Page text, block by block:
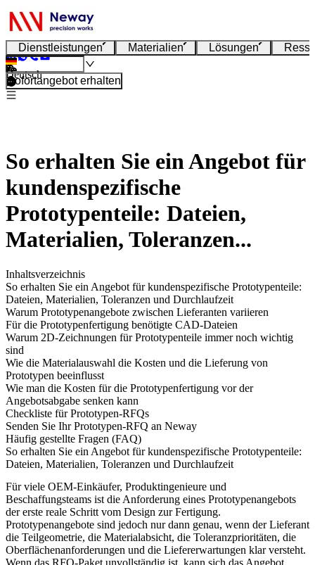
Dienstleistungen Materialien Lösungen
Deutsch
Sofortangebot erhalten
So erhalten Sie ein Angebot für
kundenspezifische
Prototypenteile: Dateien,
Materialien, Toleranzen...
Inhaltsverzeichnis
So erhalten Sie ein Angebot für kundenspezifische Prototypenteile:
Dateien, Materialien, Toleranzen und Durchlaufzeit
Warum Prototypenangebote zwischen Lieferanten variieren
Für die Prototypenfertigung benötigte CAD-Dateien
Warum 2D-Zeichnungen für Prototypenteile immer noch wichtig
sind
Wie die Materialauswahl die Kosten und die Lieferung von
Prototypen beeinflusst
Wie man die Kosten für die Prototypenfertigung vor der
Angebotsabgabe senken kann
Checkliste für Prototypen-RFQs
Senden Sie Ihr Prototypen-RFQ an Neway
Häufig gestellte Fragen (FAQ)
So erhalten Sie ein Angebot für kundenspezifische Prototypenteile:
Dateien, Materialien, Toleranzen und Durchlaufzeit
Für viele OEM-Einkäufer, Produktingenieure und
Beschaffungsteams ist die Anforderung eines Prototypenangebots
der erste reale Schritt vom Design zur Fertigung.
Prototypenangebote sind jedoch nur dann genau, wenn der Lieferant
die Teilgeometrie, die Materialabsicht, die Toleranzprioritäten, die
Oberflächenanforderungen und die Liefererwartungen klar versteht.
Wenn das RFQ-Paket unvollständig ist, kann sich das Angebot